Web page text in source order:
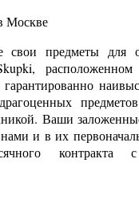
Москве
свои предметы
гарантированно
Ваши
и в их
контракта